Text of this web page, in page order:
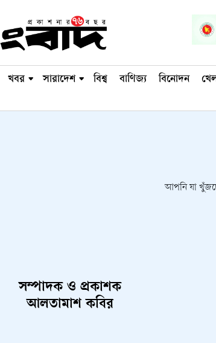
খবর সারাদেশ বিশ্ব বাণিজ্য বিনোদন
আপনি যা
সম্পাদক ও প্রকাশক
আলতামাশ কবির